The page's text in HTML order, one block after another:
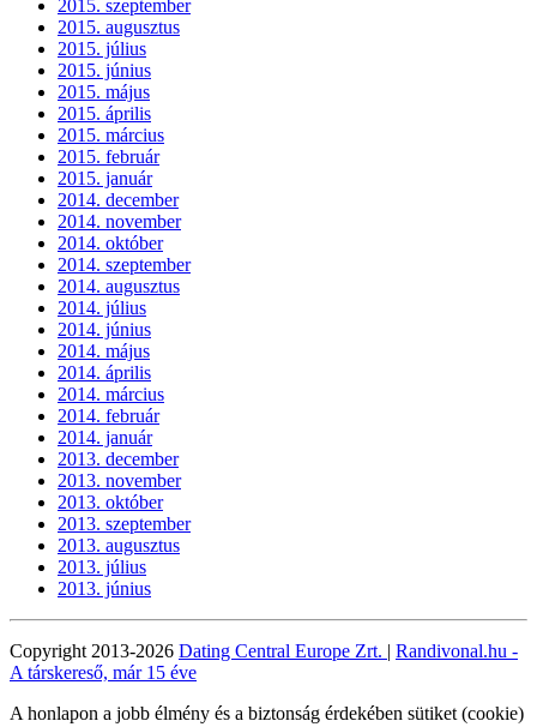
2015. szeptember
2015. augusztus
2015. július
2015. június
2015. május
2015. április
2015. március
2015. február
2015. január
2014. december
2014. november
2014. október
2014. szeptember
2014. augusztus
2014. július
2014. június
2014. május
2014. április
2014. március
2014. február
2014. január
2013. december
2013. november
2013. október
2013. szeptember
2013. augusztus
2013. július
2013. június
Copyright 2013-2026 Dating Central Europe Zrt. | Randivonal.hu -
A társkereső, már 15 éve
A honlapon a jobb élmény és a biztonság érdekében sütiket (cookie)